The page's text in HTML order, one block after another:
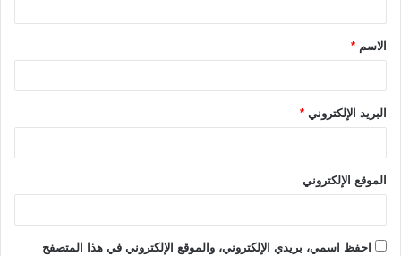
ق
*الاسم *
البريد الإلكتروني *
الموقع الإلكتروني
احفظ اسمي، بريدي الإلكتروني، والموقع الإلكتروني في هذا المتصفح